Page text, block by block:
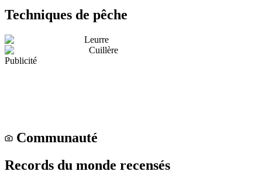
Techniques de pêche
Leurre
Cuillère
Publicité
Communauté
Records du monde recensés